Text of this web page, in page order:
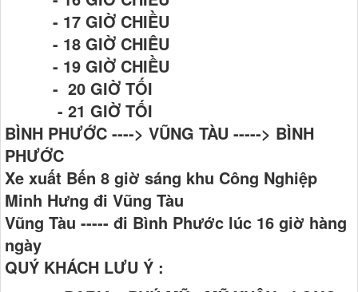
- 17 GIỜ CHIỀU
- 18 GIỜ CHIÊU
- 19 GIỜ CHIỀU
- 20 GIỜ TỐI
- 21 GIỜ TỐI
BÌNH PHƯỚC ----> VŨNG TÀU -----> BÌNH
PHƯỚC
Xe xuất Bến 8 giờ sáng khu Công Nghiệp
Minh Hưng đi Vũng Tàu
Vũng Tàu ----- đi Bình Phước lúc 16 giờ hàng
ngày
QUÝ KHÁCH LƯU Ý :